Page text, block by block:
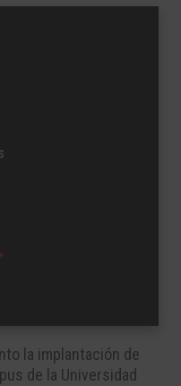
la implantación de
de la Universidad